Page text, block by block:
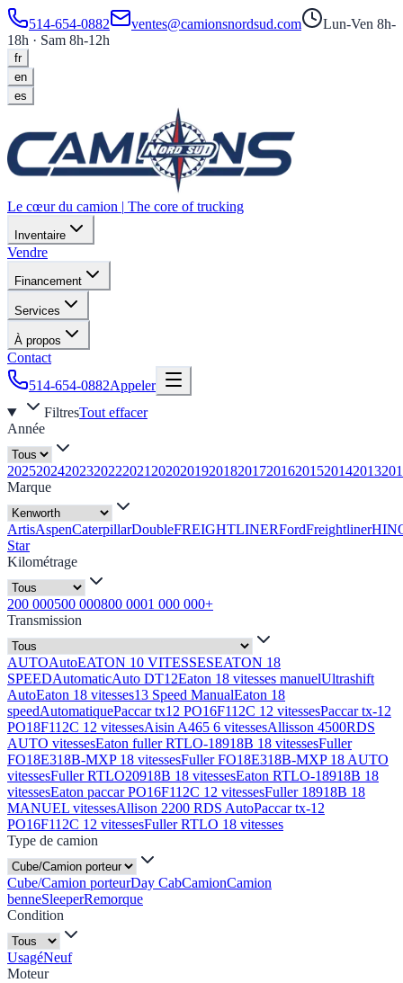
514-654-0882 ventes@camionsnordsud.com
Lun-Ven 8h-
18h · Sam 8h-12h
fr
en
es
Le cœur du camion | The core of trucking
Inventaire
Vendre
Financement
Services
À propos
Contact
514-654-0882Appeler
FiltresTout effacer
Année
20252024202320222021 20202019201820172016201520142013
Marque
ArtisAspenCaterpillarDoubleFREIGHTLINERFordFreightliner
Star
Kilométrage
200 000500 000800 0001 000 000+
Transmission
AUTOAutoEATON 10 VITESSESEATON 18
SPEEDAutomaticAuto DT12Eaton 18 vitesses manuelUltrashift
AutoEaton 18 vitesses13 Speed ManualEaton 18
speedAutomatiquePaccar tx12 PO16F112C 12 vitessesPaccar tx-12
PO18F112C 12 vitessesAisin A465 6 vitessesAllisson 4500RDS
AUTO vitessesEaton fuller RTLO-18918B 18 vitessesFuller
FO18E318B-MXP 18 vitessesFuller FO18E318B-MXP 18 AUTO
vitessesFuller RTLO20918B 18 vitessesEaton RTLO-18918B 18
vitessesEaton paccar PO16F112C 12 vitessesFuller 18918B 18
MANUEL vitessesAllison 2200 RDS AutoPaccar tx-12
PO16F112C 12 vitessesFuller RTLO 18 vitesses
Type de camion
Cube/Camion porteurDay CabCamionCamion
benneSleeperRemorque
Condition
UsagéNeuf
Moteur